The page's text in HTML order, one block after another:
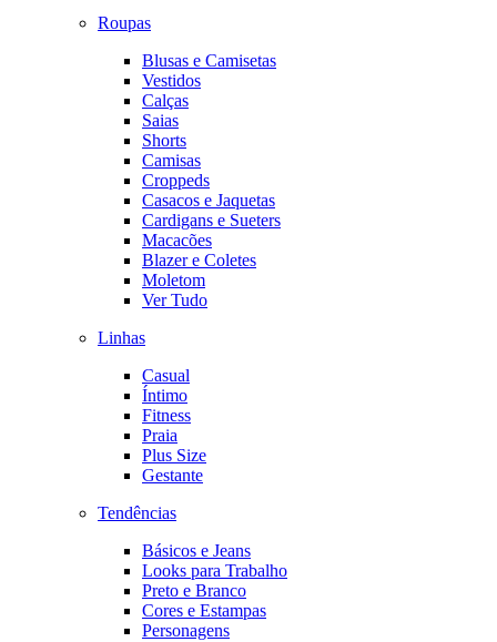
Roupas
Blusas e Camisetas
Vestidos
Calças
Saias
Shorts
Camisas
Croppeds
Casacos e Jaquetas
Cardigans e Sueters
Macacões
Blazer e Coletes
Moletom
Ver Tudo
Linhas
Casual
Íntimo
Fitness
Praia
Plus Size
Gestante
Tendências
Básicos e Jeans
Looks para Trabalho
Preto e Branco
Cores e Estampas
Personagens